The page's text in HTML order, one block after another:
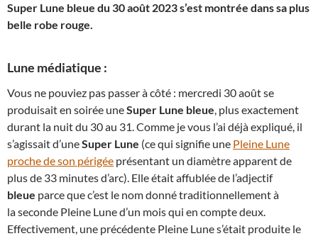
Super Lune bleue du 30 août 2023 s’est montrée dans sa plus
belle robe rouge.
Lune médiatique :
Vous ne pouviez pas passer à côté : mercredi 30 août se
produisait en soirée uneSuper Lune bleue, plus exactement
durant la nuit du 30 au 31. Comme je vous l’ai déjà expliqué, il
s’agissait d’uneSuper Lune (ce qui signifie une Pleine Lune
proche de son périgée présentant un diamètre apparent de
plus de 33 minutes d’arc). Elle était affublée de l’adjectif
bleue parce que c’est le nom donné traditionnellement à
la seconde Pleine Lune d’un mois qui en compte deux.
Effectivement, une précédente Pleine Lune s’était produite le